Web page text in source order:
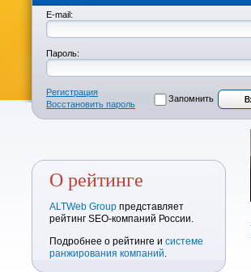
E-mail:
Пароль:
Регистрация
Восстановить пароль
Запомнить
О рейтинге
ALTWeb Group представляет
рейтинг SEO-компаний России.
Подробнее о рейтинге и системе
ранжирования компаний.